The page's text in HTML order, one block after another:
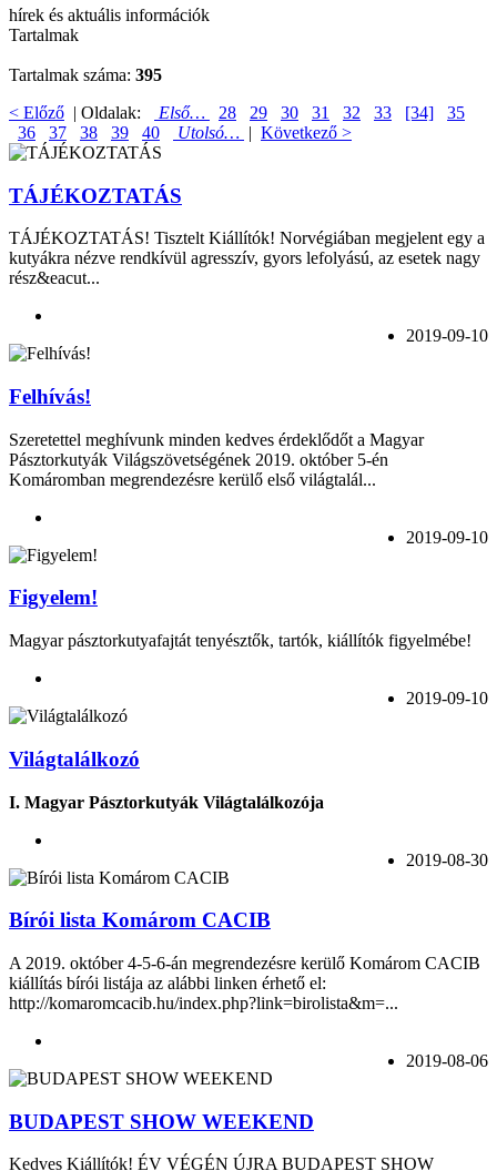
hírek és aktuális információk
Tartalmak
Tartalmak száma: 395
< Előző | Oldalak: Első… 28 29 30 31 32 33 [34]
35
36
37 38 39 40 Utolsó… | Következő >
TÁJÉKOZTATÁS
TÁJÉKOZTATÁS! Tisztelt Kiállítók! Norvégiában megjelent egy a
kutyákra nézve rendkívül agresszív, gyors lefolyású, az esetek nagy
rész&eacut...
2019-09-10
Felhívás!
Szeretettel meghívunk minden kedves érdeklődőt a Magyar
Pásztorkutyák Világszövetségének 2019. október 5-én
Komáromban megrendezésre kerülő első világtalál...
2019-09-10
Figyelem!
Magyar pásztorkutyafajtát tenyésztők, tartók, kiállítók figyelmébe!
2019-09-10
Világtalálkozó
I. Magyar Pásztorkutyák Világtalálkozója
2019-08-30
Bírói lista Komárom CACIB
A 2019. október 4-5-6-án megrendezésre kerülő Komárom CACIB
kiállítás bírói listája az alábbi linken érhető el:
http://komaromcacib.hu/index.php?link=birolista&m=...
2019-08-06
BUDAPEST SHOW WEEKEND
Kedves Kiállítók! ÉV VÉGÉN ÚJRA BUDAPEST SHOW